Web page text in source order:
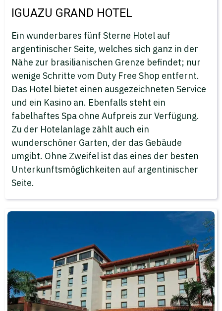
IGUAZU GRAND HOTEL
Ein wunderbares fünf Sterne Hotel auf
argentinischer Seite, welches sich ganz in der
Nähe zur brasilianischen Grenze befindet; nur
wenige Schritte vom Duty Free Shop entfernt.
Das Hotel bietet einen ausgezeichneten Service
und ein Kasino an. Ebenfalls steht ein
fabelhaftes Spa ohne Aufpreis zur Verfügung.
Zu der Hotelanlage zählt auch ein
wunderschöner Garten, der das Gebäude
umgibt. Ohne Zweifel ist das eines der besten
Unterkunftsmöglichkeiten auf argentinischer
Seite.